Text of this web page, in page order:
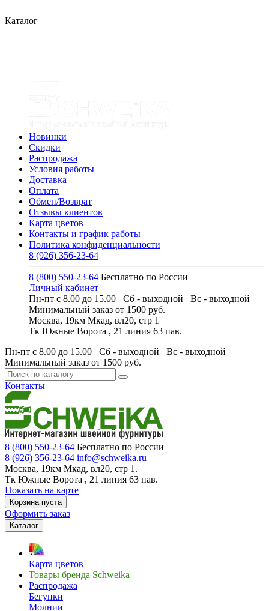
Каталог
Новинки
Скидки
Распродажа
Условия работы
Доставка
Оплата
Обмен/Возврат
Отзывы клиентов
Карта цветов
Контакты и график работы
Политика конфиденциальности
8 (926) 356-23-64
8 (800) 550-23-64 Бесплатно по России
Личный кабинет
Пн-пт с 8.00 до 15.00 Сб - выходной Вс - выходной
Минимальный заказ от 1500 руб.
Москва, 19км Мкад, вл20, стр 1
Тк Южные Ворота , 21 линия 63 пав.
Пн-пт с 8.00 до 15.00 Сб - выходной Вс - выходной
Минимальный заказ от 1500 руб.
Контакты
8 (800) 550-23-64 Бесплатно по России
8 (926) 356-23-64 info@schweika.ru
Москва, 19км Мкад, вл20, стр 1.
Тк Южные Ворота , 21 линия 63 пав.
Показать на карте
Корзина пуста
Оформить заказ
Каталог
Карта цветов
Товары бренда Schweika
Распродажа
Бегунки
Молнии